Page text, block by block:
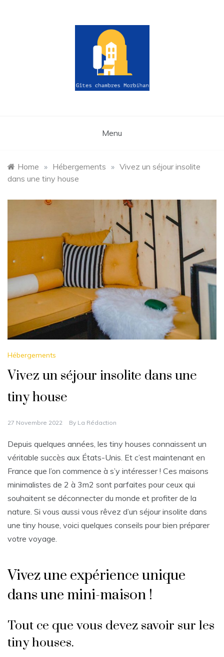
morbihan.fr
Menu
Home » Hébergements » Vivez un séjour insolite
dans une tiny house
Hébergements
Vivez un séjour insolite dans une
tiny house
27 Novembre 2022 By La Rédaction
Depuis quelques années, les tiny houses connaissent un
véritable succès aux États-Unis. Et c’est maintenant en
France que l’on commence à s’y intéresser ! Ces maisons
minimalistes de 2 à 3m2 sont parfaites pour ceux qui
souhaitent se déconnecter du monde et profiter de la
nature. Si vous aussi vous rêvez d’un séjour insolite dans
une tiny house, voici quelques conseils pour bien préparer
votre voyage.
Vivez une expérience unique
dans une mini-maison !
Tout ce que vous devez savoir sur les
tiny houses.